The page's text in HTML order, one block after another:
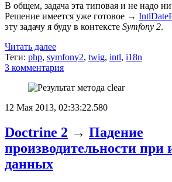
В общем, задача эта типовая и не надо
Решение имеется уже готовое →
эту задачу я буду в контексте Symfony 2.
Читать далее
Теги: php, symfony2, twig, intl, i18n
3 комментария
12 Мая 2013, 02:33:22.580
Doctrine 2 → Падение
производительности при
данных